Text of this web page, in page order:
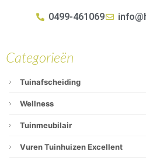
0499-461069
Categorieën
Tuinafscheiding
Wellness
Tuinmeubilair
Vuren Tuinhuizen Excellent